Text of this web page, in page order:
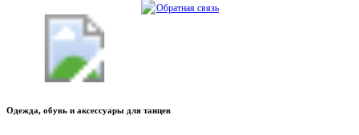
Обратная связь
Одежда, обувь и аксессуары для танцев